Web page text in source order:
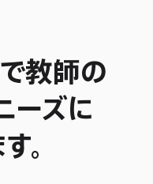
教師の
ーズに
。